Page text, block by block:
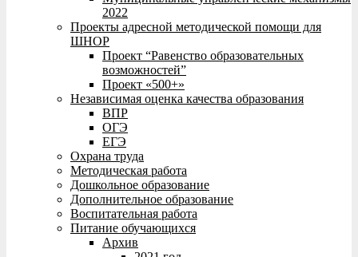
2022
Проекты адресной методической помощи для
ШНОР
Проект “Равенство образовательных
возможностей”
Проект «500+»
Независимая оценка качества образования
ВПР
ОГЭ
ЕГЭ
Охрана труда
Методическая работа
Дошкольное образование
Дополнительное образование
Воспитательная работа
Питание обучающихся
Архив